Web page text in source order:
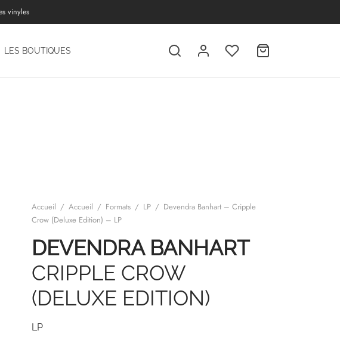
vinyles
LES BOUTIQUES
Accueil / Accueil / Formats / LP / Devendra Banhart – Cripple
Crow (Deluxe Edition) – LP
DEVENDRA BANHART
CRIPPLE CROW
(DELUXE EDITION)
LP